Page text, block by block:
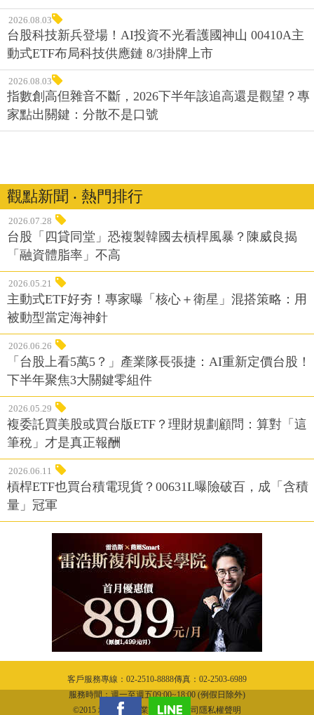
2026.08.03
台股科技新兵登場！AI投資不光看護國神山 00410A主
動式ETF布局科技供應鏈 8/3掛牌上市
2026.08.03
指數創高但雜音不斷，2026下半年該追高還是觀望？專
家點出關鍵：分散不是口號
觀點新聞 ‧ 熱門排行
2026.07.28
台股「四貸同堂」恐複製韓國去槓桿風暴？陳威良揭
「融資體脂率」不高
2026.05.21
主動式ETF好夯！專家曝「核心＋衛星」混搭策略：用
被動型當定海神針
2026.06.26
「台股上看5萬5？」產業隊長張捷：AI重新定價台股！
下半年聚焦3大關鍵零組件
2026.05.29
複委託買美股或買台版ETF？理財規劃顧問：算對「這
筆稅」才是真正報酬
2026.06.11
槓桿ETF也買台積電現貨？00631L曝險破百，成「含積
量」冠軍
客戶服務專線：02-2510-8888傳真：02-2503-6989
服務時間：週一至週五09:00~18:00 (例假日除外)
©2015 城邦文化事業股份有限公司隱私權聲明